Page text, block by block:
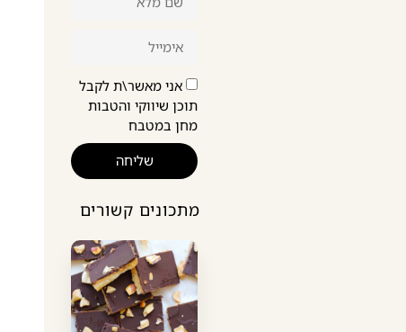
אני מאשר\ת לקבל
תוכן שיווקי והטבות
מחן במטבח
שליחה
מתכונים קשורים